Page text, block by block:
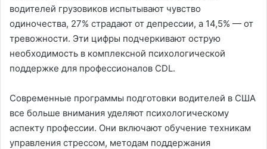
водителей грузовиков испытывают чувство
одиночества, 27% страдают от депрессии, а 14,5% — от
тревожности. Эти цифры подчеркивают острую
необходимость в комплексной психологической
поддержке для профессионалов CDL.
Современные программы подготовки водителей в США
все больше внимания уделяют психологическому
аспекту профессии. Они включают обучение техникам
управления стрессом, методам поддержания